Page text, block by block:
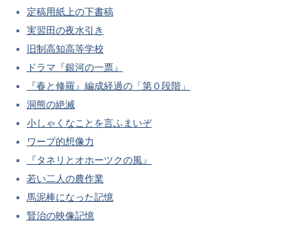
定稿用紙上の下書稿
実習田の夜水引き
旧制高知高等学校
ドラマ『銀河の一票』
『春と修羅』編成経過の「第０段階」
洞熊の絶滅
小しゃくなことを言ふまいぞ
ワープ的想像力
『タネリとオホーツクの風』
若い二人の農作業
馬泥棒になった記憶
賢治の映像記憶